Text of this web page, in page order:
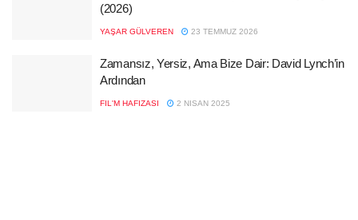
(2026)
YAŞAR GÜLVEREN 23 TEMMUZ 2026
Zamansız, Yersiz, Ama Bize Dair: David Lynch’in
Ardından
FIL'M HAFIZASI 2 NISAN 2025